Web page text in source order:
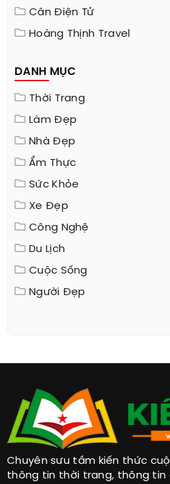
Cân Điện Tử
Hoàng Thịnh Travel
DANH MỤC
Thời Trang
Làm Đẹp
Nhà Đẹp
Ẩm Thực
Sức Khỏe
Xe Đẹp
Công Nghệ
Du Lịch
Cuộc Sống
Người Đẹp
Chuyên sưu tầm kiến thức
thông tin thời trang, thông tin